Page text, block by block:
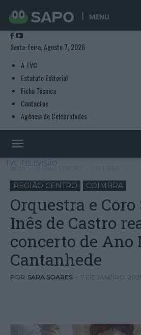
MENU
Sexta-feira, Agosto 7, 2026
A TVC
Estatuto Editorial
Ficha Técnica
Contactos
Agência de Celebridades
TVC TELEVISÃO
Início REGIÃO CENTRO
REGIÃO CENTRO COIMBRA
Orquestra e
Inês de Castro
concerto de Ano
Cantanhede
POR SARA SOARES - 7 DE JANEIRO,